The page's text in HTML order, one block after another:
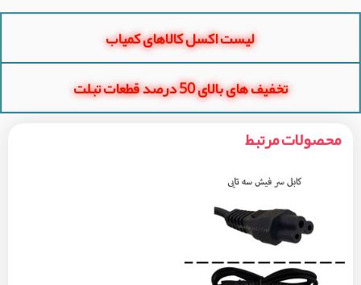
لیست اکسل کالاهای کمیاب
تخفیف های بالای 50 درصد قطعات تبلت
محصولات مرتبط